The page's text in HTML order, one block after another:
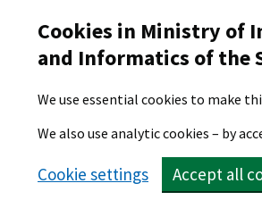
Cookies in Ministry of
and Informatics of the
We use essential cookies to make
We also use analytic cookies – by
Cookie settings Accept all